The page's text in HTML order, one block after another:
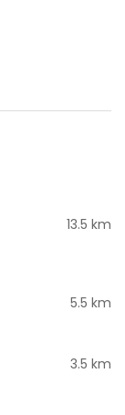
13.5 km
5.5 km
3.5 km